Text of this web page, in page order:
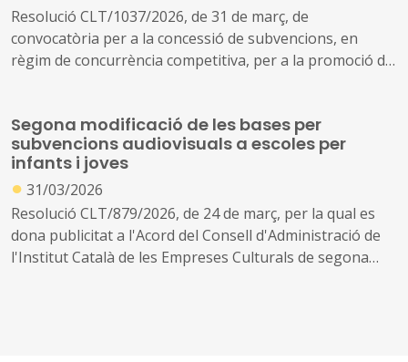
897818)
Resolució CLT/1037/2026, de 31 de març, de
convocatòria per a la concessió de subvencions, en
règim de concurrència competitiva, per a la promoció de
Segona modificació de les bases per
subvencions audiovisuals a escoles per
infants i joves
● 31/03/2026
Resolució CLT/879/2026, de 24 de març, per la qual es
dona publicitat a l'Acord del Consell d'Administració de
l'Institut Català de les Empreses Culturals de segona